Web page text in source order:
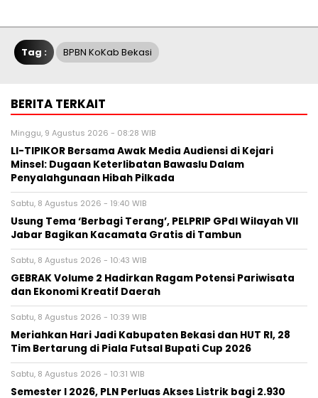
Tag : BPBN KoKab Bekasi
BERITA TERKAIT
Minggu, 9 Agustus 2026 - 08:28 WIB
LI-TIPIKOR Bersama Awak Media Audiensi di Kejari
Minsel: Dugaan Keterlibatan Bawaslu Dalam
Penyalahgunaan Hibah Pilkada
Sabtu, 8 Agustus 2026 - 19:40 WIB
‎Usung Tema ‘Berbagi Terang’, PELPRIP GPdI Wilayah VII
Jabar Bagikan Kacamata Gratis di Tambun
Sabtu, 8 Agustus 2026 - 10:43 WIB
GEBRAK Volume 2 Hadirkan Ragam Potensi Pariwisata
dan Ekonomi Kreatif Daerah
Sabtu, 8 Agustus 2026 - 10:39 WIB
Meriahkan Hari Jadi Kabupaten Bekasi dan HUT RI, 28
Tim Bertarung di Piala Futsal Bupati Cup 2026
Sabtu, 8 Agustus 2026 - 10:31 WIB
Semester I 2026, PLN Perluas Akses Listrik bagi 2.930